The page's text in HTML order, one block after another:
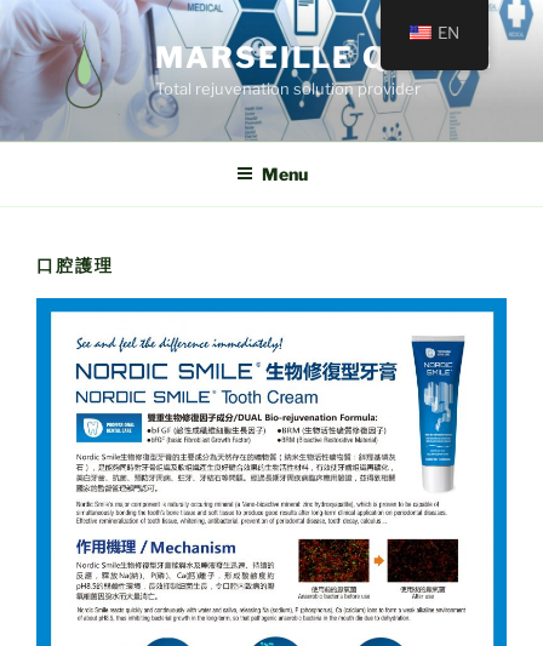
MARSEILLE QUINCÉ
Total rejuvenation solution provider
Menu
口腔護理
EN